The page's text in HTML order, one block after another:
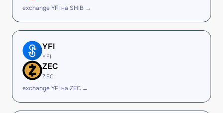
exchange YFI на SHIB →
YFI
YFI
ZEC
ZEC
exchange YFI на ZEC →